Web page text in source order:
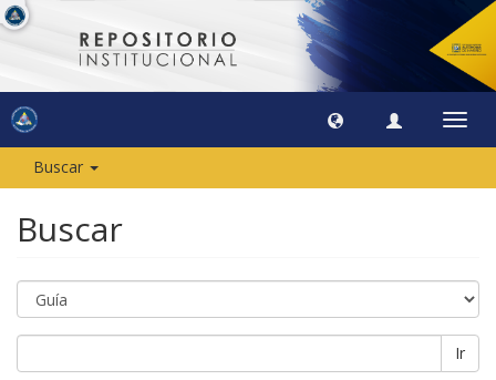
Buscar
Buscar
Ir